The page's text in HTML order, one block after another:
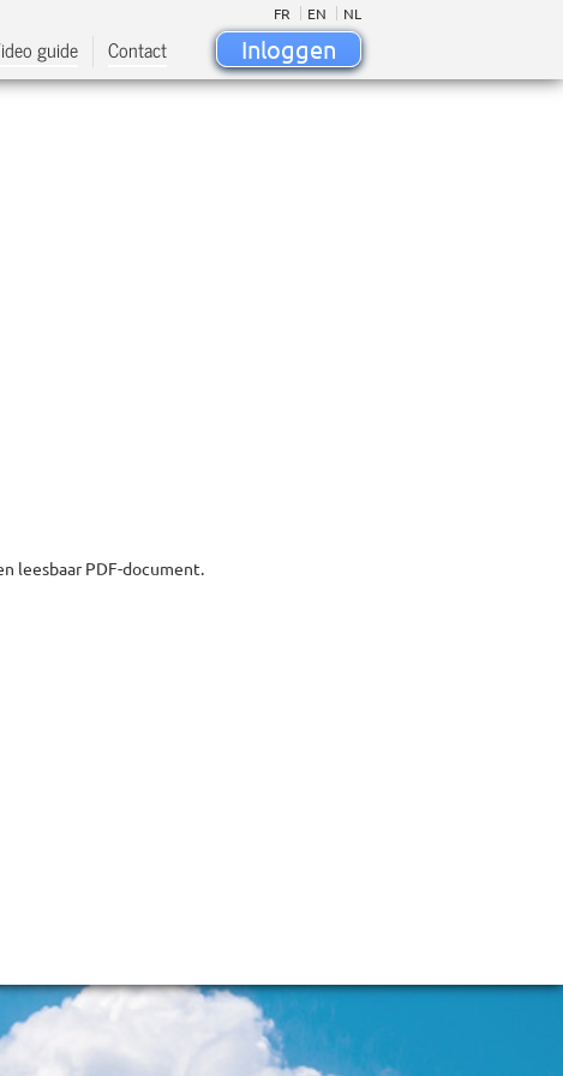
Inloggen
FR EN NL
guide Contact
leesbaar PDF-document.